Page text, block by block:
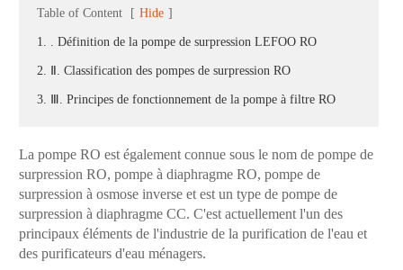
Table of Content [ Hide ]
1. . Définition de la pompe de surpression LEFOO RO
2. Ⅱ. Classification des pompes de surpression RO
3. Ⅲ. Principes de fonctionnement de la pompe à filtre RO
La pompe RO est également connue sous le nom de pompe de
surpression RO, pompe à diaphragme RO, pompe de
surpression à osmose inverse et est un type de pompe de
surpression à diaphragme CC. C'est actuellement l'un des
principaux éléments de l'industrie de la purification de l'eau et
des purificateurs d'eau ménagers.